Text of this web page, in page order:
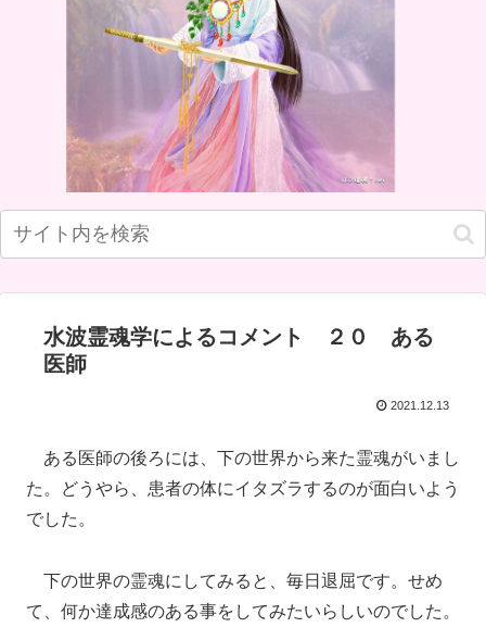
水波霊魂学によるコメント ２０ ある
医師
2021.12.13
ある医師の後ろには、下の世界から来た霊魂がいまし
た。どうやら、患者の体にイタズラするのが面白いよう
でした。
下の世界の霊魂にしてみると、毎日退屈です。せめ
て、何か達成感のある事をしてみたいらしいのでした。